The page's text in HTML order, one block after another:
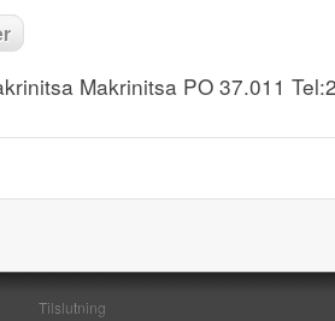
Makrinitsa PO 37.011
Tilslutning